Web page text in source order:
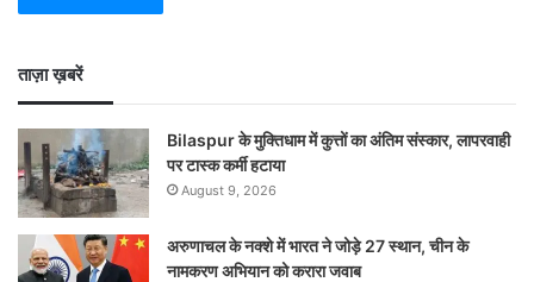
ताज़ा ख़बरें
Bilaspur के मुक्तिधाम में कुत्तों का अंतिम संस्कार, लापरवाही
पर टास्क कर्मी हटाया
August 9, 2026
अरुणाचल के नक्शे में भारत ने जोड़े 27 स्थान, चीन के
नामकरण अभियान को करारा जवाब